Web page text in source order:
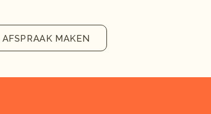
AFSPRAAK MAKEN